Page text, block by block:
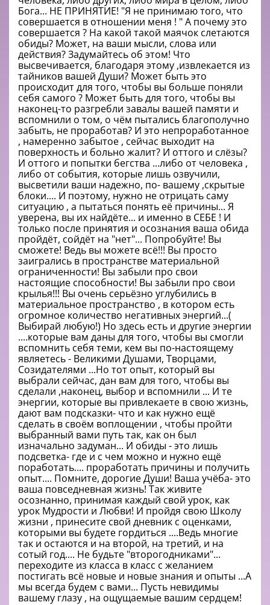
Бога... НЕ ПРИНЯТИЕ! "Я не принимаю того, что
совершается в отношении меня ! " А почему это
совершается ? На какой такой маячок слетаются
обиды? Может, на ваши мысли, слова или
действия? Задумайтесь об этом! Что
высвечивается, благодаря этому ,извлекается из
тайников вашей Души? Может быть это
происходит для того, чтобы вы больше поняли
себя самого ? Может быть для того, чтобы вы
наконец-то разгребли завалы вашей памяти и
вспомнили о том, о чём пытались благополучно
забыть, не проработав? И это непроработанное
, намеренно забытое , сейчас выходит на
поверхность и больно жалит? И оттого и слёзы?
И оттого и попытки бегства ...либо от человека ,
либо от события, которые лишь озвучили,
высветили ваши надежно, по- вашему ,скрытые
блоки.... И поэтому, нужно не отрицать саму
ситуацию , а пытаться понять её причины... Я
уверена, вы их найдёте... и именно в СЕБЕ ! И
только после принятия и осознания ваша обида
пройдёт, сойдёт на "нет"... Попробуйте! Вы
сможете! Ведь вы можете всё!!! Вы просто
заигрались в пространстве материальной
ограниченности! Вы забыли про свои
настоящие способности! Вы забыли про свои
крылья!!! Вы очень серьёзно углубились в
материальное пространство , в котором есть
огромное количество негативных энергий...(
Выбирай любую!) Но здесь есть и другие энергии
....которые вам даны для того, чтобы вы смогли
вспомнить себя теми, кем вы по-настоящему
являетесь - Великими Душами, Творцами,
Созидателями ...Но тот опыт, который вы
выбрали сейчас, дан вам для того, чтобы вы
сделали ,наконец, выбор и вспомнили ... И те
энергии, которые вы привлекаете в свою жизнь,
дают вам подсказки- что и как нужно ещё
сделать в своём воплощении , чтобы пройти
выбранный вами путь так, как он был
изначально задуман... И обиды - это лишь
подсветка- где и с чем можно и нужно ещё
поработать.... проработать причины и получить
опыт.... Помните, дорогие Души! Ваша учёба- это
ваша повседневная жизнь! Так живите
осознанно, принимая каждый свой урок, как
урок Мудрости и Любви! И пройдя свою Школу
жизни , принесите свой дневник с оценками,
которыми вы будете гордиться ....Ведь многие
так и остаются и на второй, на третий, и на
сотый год.... Не будьте "второгодниками"...
переходите из класса в класс с желанием
постигать всё новые и новые знания и опыты ...А
мы всегда будем с вами... Пусть невидимы
вашему глазу , на ощущаемые вашим сердцем!